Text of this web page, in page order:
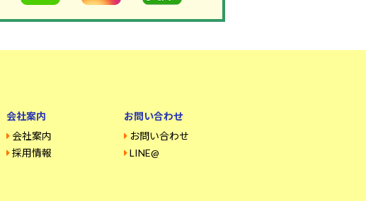
会社案内
会社案内
採用情報
お問い合わせ
お問い合わせ
LINE@